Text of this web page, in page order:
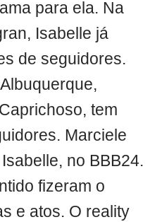
para ela. Na
Isabelle já
de seguidores.
tem
Marciele
no BBB24.
fizeram o
e atos. O reality